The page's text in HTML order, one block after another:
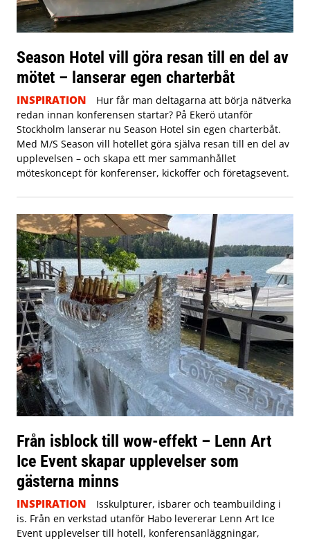
Season Hotel vill göra resan till en del av
mötet – lanserar egen charterbåt
INSPIRATION
Hur får man deltagarna att börja nätverka
redan innan konferensen startar? På Ekerö utanför
Stockholm lanserar nu Season Hotel sin egen charterbåt.
Med M/S Season vill hotellet göra själva resan till en del av
upplevelsen – och skapa ett mer sammanhållet
möteskoncept för konferenser, kickoffer och företagsevent.
Från isblock till wow-effekt – Lenn Art
Ice Event skapar upplevelser som
gästerna minns
INSPIRATION
Isskulpturer, isbarer och teambuilding i
is. Från en verkstad utanför Habo levererar Lenn Art Ice
Event upplevelser till hotell, konferensanläggningar,